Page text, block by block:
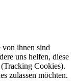
von ihnen sind
uns helfen, diese
Cookies).
zulassen möchten.